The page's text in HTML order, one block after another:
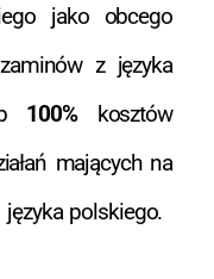
jako obcego
z języka
100%kosztów
mających na
polskiego.